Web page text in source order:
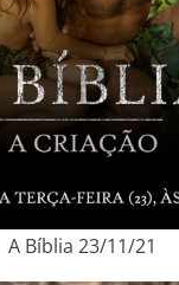
A Bíblia 23/11/21